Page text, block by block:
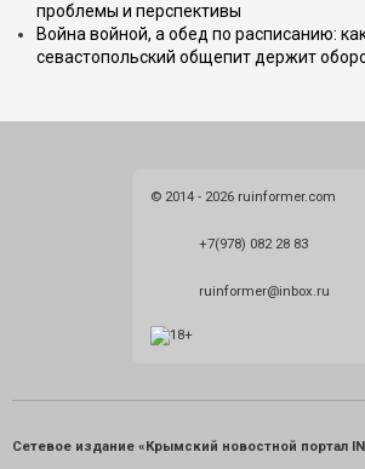
проблемы и перспективы
Война войной, а обед по расписанию:
севастопольский общепит держит
© 2014 - 2026 ruinformer.com
+7(978) 082 28 83
ruinformer@inbox.ru
Сетевое издание «Крымский новостной портал